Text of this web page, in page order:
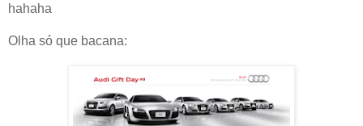
hahaha
Olha só que bacana: